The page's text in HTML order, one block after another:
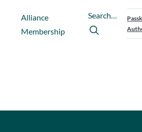
Alliance
Membership
Search…